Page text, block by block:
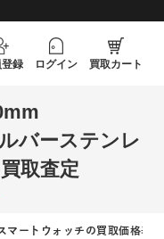
価格更新日： 2026年8月4日
録
ログイン 買取カート
バーステンレ
取査定
マートウォッチの買取価格表